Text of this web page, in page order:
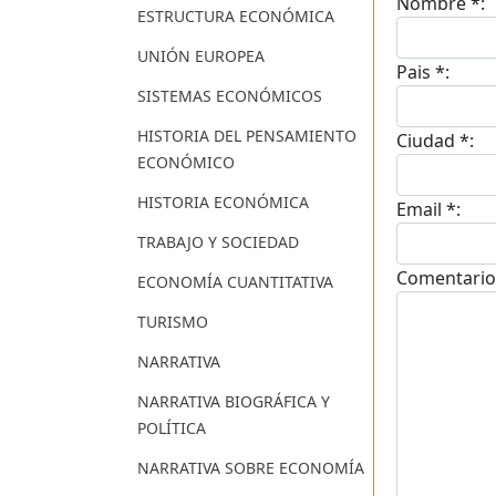
ESTRUCTURA ECONÓMICA
UNIÓN EUROPEA
SISTEMAS ECONÓMICOS
HISTORIA DEL PENSAMIENTO
ECONÓMICO
HISTORIA ECONÓMICA
TRABAJO Y SOCIEDAD
ECONOMÍA CUANTITATIVA
TURISMO
NARRATIVA
NARRATIVA BIOGRÁFICA Y
POLÍTICA
NARRATIVA SOBRE ECONOMÍA
Pais *:
Ciudad *:
Email *: